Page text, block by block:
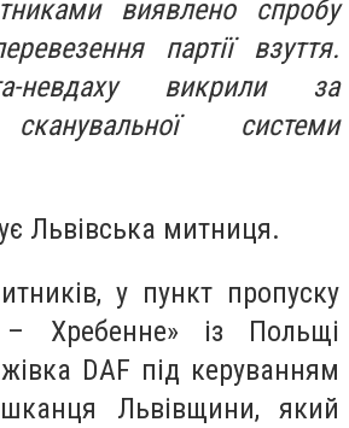
виявлено спробу
партії взуття.
невдаху викрили за
системи
Львівська митниця.
у пункт пропуску
– Хребенне» із Польщі
DAF під керуванням
Львівщини, який